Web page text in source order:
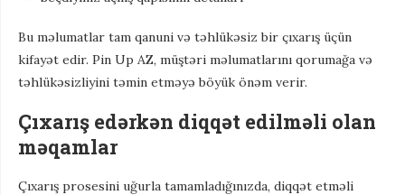
Bu məlumatlar tam qanuni və təhlükəsiz bir çıxarış üçün
kifayət edir. Pin Up AZ, müştəri məlumatlarını qorumağa və
təhlükəsizliyini təmin etməyə böyük önəm verir.
Çıxarış edərkən diqqət edilməli olan
məqamlar
Çıxarış prosesini uğurla tamamladığınızda, diqqət etməli